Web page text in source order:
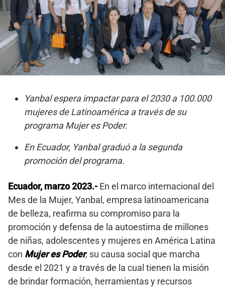
Yanbal espera impactar para el 2030 a 100.000
mujeres de Latinoamérica a través de su
programa Mujer es Poder.
En Ecuador, Yanbal graduó a la segunda
promoción del programa.
Ecuador, marzo 2023.-En el marco internacional del
Mes de la Mujer, Yanbal, empresa latinoamericana
de belleza, reafirma su compromiso para la
promoción y defensa de la autoestima de millones
de niñas, adolescentes y mujeres en América Latina
con Mujer es Poder, su causa social que marcha
desde el 2021 y a través de la cual tienen la misión
de brindar formación, herramientas y recursos